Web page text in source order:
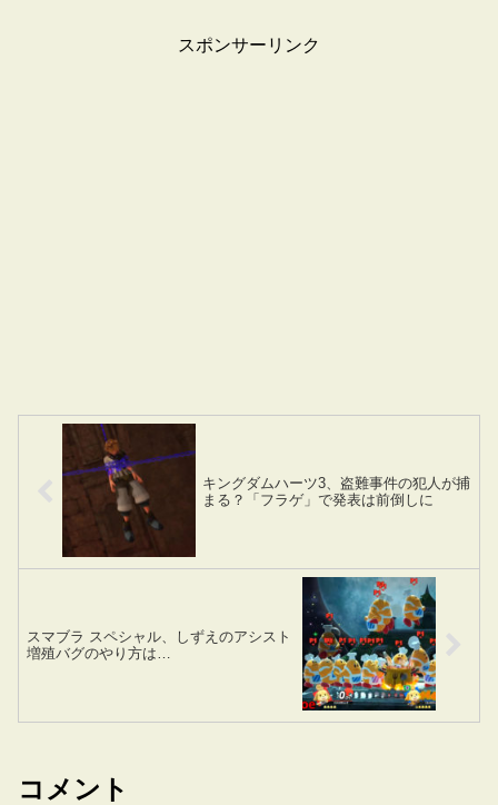
スポンサーリンク
キングダムハーツ3、盗難事件の犯人が捕
まる？「フラゲ」で発表は前倒しに
スマブラ スペシャル、しずえのアシスト
増殖バグのやり方は…
コメント